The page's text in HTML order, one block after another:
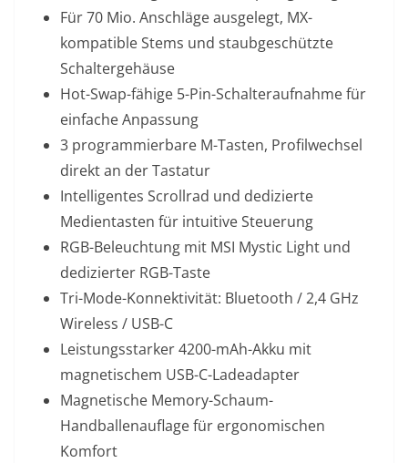
Für 70 Mio. Anschläge ausgelegt, MX-
kompatible Stems und staubgeschützte
Schaltergehäuse
Hot-Swap-fähige 5-Pin-Schalteraufnahme für
einfache Anpassung
3 programmierbare M-Tasten, Profilwechsel
direkt an der Tastatur
Intelligentes Scrollrad und dedizierte
Medientasten für intuitive Steuerung
RGB-Beleuchtung mit MSI Mystic Light und
dedizierter RGB-Taste
Tri-Mode-Konnektivität: Bluetooth / 2,4 GHz
Wireless / USB-C
Leistungsstarker 4200-mAh-Akku mit
magnetischem USB-C-Ladeadapter
Magnetische Memory-Schaum-
Handballenauflage für ergonomischen
Komfort